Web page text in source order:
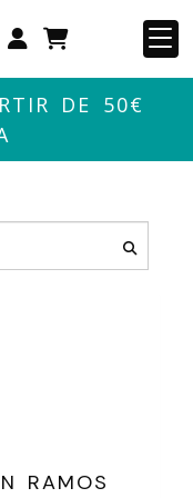
Identifícate
DE 50€
RAMOS